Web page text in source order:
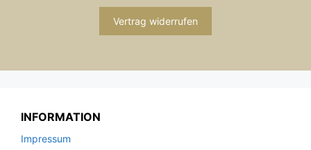
Vertrag widerrufen
INFORMATION
Impressum